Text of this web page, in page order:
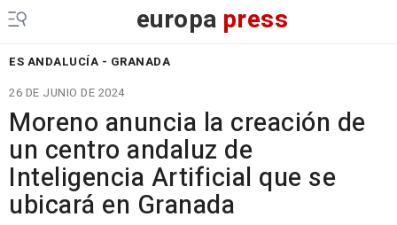
europa press
ES ANDALUCÍA - GRANADA
26 DE JUNIO DE 2024
Moreno anuncia la creación de
un centro andaluz de
Inteligencia Artificial que se
ubicará en Granada